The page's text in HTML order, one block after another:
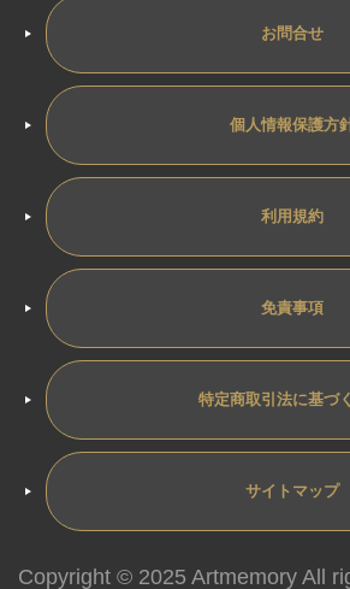
お問合せ
個人情報保護方
利用規約
免責事項
特定商取引法に基づ
サイトマップ
Copyright © 2025 Artmemory All